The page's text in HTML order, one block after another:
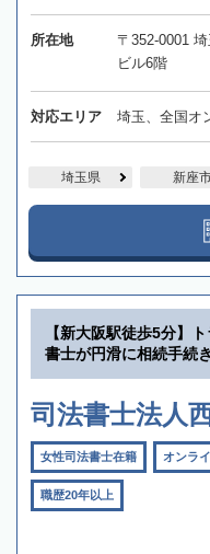
所在地
〒352-0001
ビル6階
対応エリア 埼玉、全国オ
埼玉県 新座
【新大阪駅徒歩5分】
書士が円滑に相続手続
司法書士法人
女性司法書士在籍 オンラ
職歴20年以上